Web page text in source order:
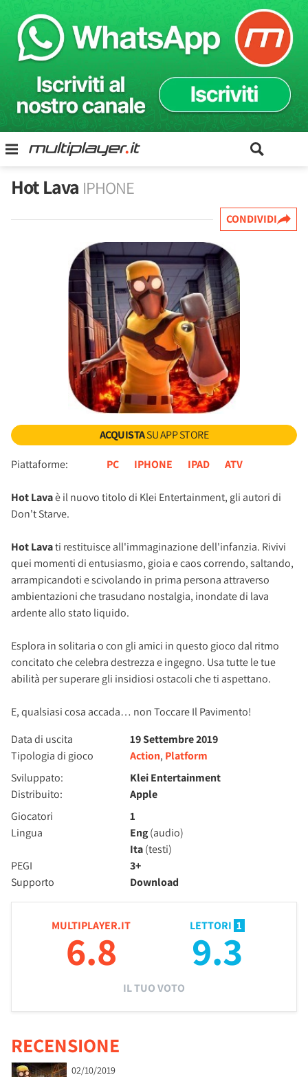
Hot Lava IPHONE
CONDIVIDI
ACQUISTASU APP STORE
Piattaforme: PC IPHONE IPAD ATV
Hot Lavaè il nuovo titolo di Klei Entertainment, gli autori di
Don't Starve.
Hot Lavati restituisce all'immaginazione dell'infanzia. Rivivi
quei momenti di entusiasmo, gioia e caos correndo, saltando,
arrampicandoti e scivolando in prima persona attraverso
ambientazioni che trasudano nostalgia, inondate di lava
ardente allo stato liquido.
Esplora in solitaria o con gli amici in questo gioco dal ritmo
concitato che celebra destrezza e ingegno. Usa tutte le tue
abilità per superare gli insidiosi ostacoli che ti aspettano.
E, qualsiasi cosa accada… non Toccare Il Pavimento!
Data di uscita
19 Settembre 2019
Tipologia di gioco
Action, Platform
Sviluppato:
Klei Entertainment
Distribuito:
Apple
Giocatori
1
Lingua
Eng(audio)
Ita(testi)
PEGI
3+
Supporto
Download
MULTIPLAYER.IT
6.8
LETTORI 1
9.3
IL TUO VOTO
RECENSIONE
02/10/2019